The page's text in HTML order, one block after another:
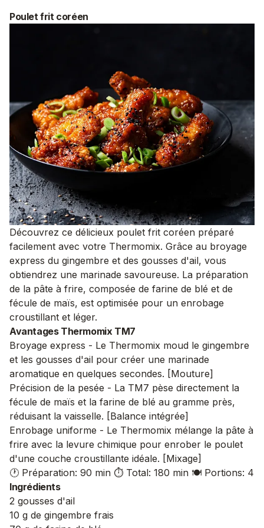
Poulet frit coréen
Découvrez ce délicieux poulet frit coréen préparé
facilement avec votre Thermomix. Grâce au broyage
express du gingembre et des gousses d'ail, vous
obtiendrez une marinade savoureuse. La préparation
de la pâte à frire, composée de farine de blé et de
fécule de maïs, est optimisée pour un enrobage
croustillant et léger.
Avantages Thermomix TM7
Broyage express - Le Thermomix moud le gingembre
et les gousses d'ail pour créer une marinade
aromatique en quelques secondes. [Mouture]
Précision de la pesée - La TM7 pèse directement la
fécule de maïs et la farine de blé au gramme près,
réduisant la vaisselle. [Balance intégrée]
Enrobage uniforme - Le Thermomix mélange la pâte à
frire avec la levure chimique pour enrober le poulet
d'une couche croustillante idéale. [Mixage]
🕐 Préparation: 90 min ⏱️ Total: 180 min 🍽️ Portions: 4
Ingrédients
2 gousses d'ail
10 g de gingembre frais